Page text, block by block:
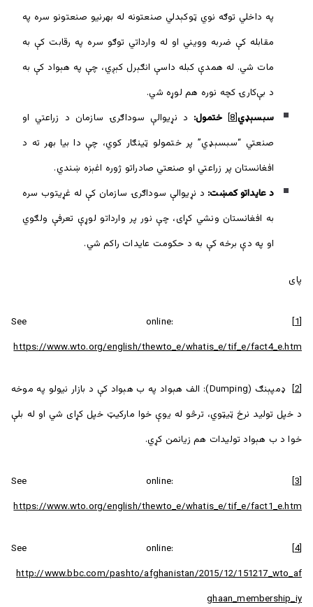
په داخلي توګه نوي ټوکېدلي صنعتونه له بهرنیو صنعتونو سره په
مقابله کې ضربه وویني او له وارداتي توګو سره په رقابت کې به
مات شي. له همدې کبله داسې انګېرل کېږي، چې په هېواد کې به
د بې‌کارۍ کچه نوره هم لوړه شي.
سبسېډي[8] ختمول: د نړیوالې سوداګرۍ سازمان د زراعتي او
صنعتي “سبسېډي” پر ختمولو ټینګار کوي، چې دا بیا بهر ته د
افغانستان پر زراعتي او صنعتي صادراتو ژوره اغېزه ښندي.
د عایداتو کمښت: د نړیوالې سوداګرۍ سازمان کې له غړیتوب سره
به افغانستان ونشي کړای، چې نور پر وارداتو لوړې تعرفې ولګوي
او په دې برخه کې به د حکومت عایدات راکم شي.
پای
[1]
https://www.wto.org/english/thewto_e/whatis_e/tif_e/fact4_e.htm
[2]
ډمپېنګ (Dumping): الف هېواد په ب هېواد کې د بازار نیولو په موخه
د خپل تولید نرخ ټيټوي، ترڅو له یوې خوا مارکیټ خپل کړای شي او له بلې
خوا د ب هېواد تولیدات هم زيانمن کړي.
[3]
https://www.wto.org/english/thewto_e/whatis_e/tif_e/fact1_e.htm
[4]
http://www.bbc.com/pashto/afghanistan/2015/12/151217_wto_af
ghaan_membership_iy